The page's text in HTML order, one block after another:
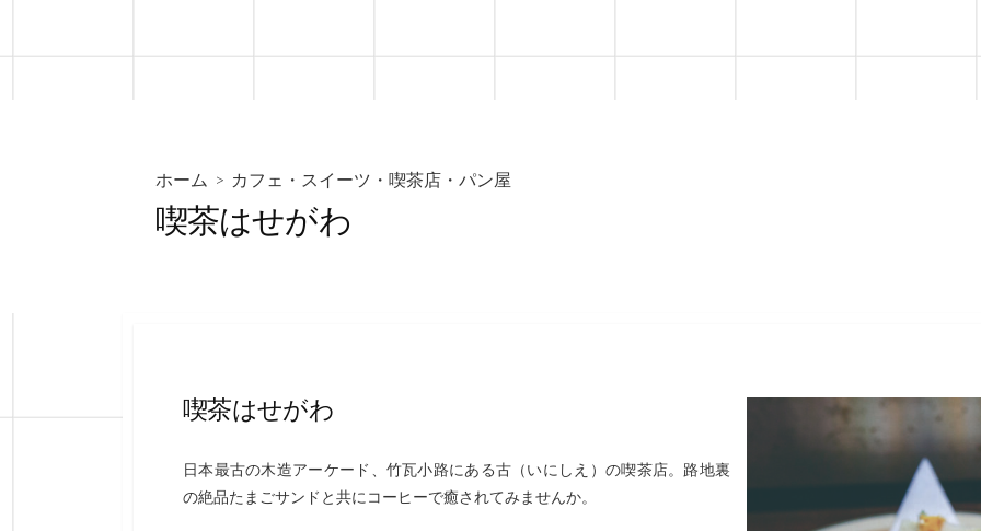
ホーム > カフェ・スイーツ・喫茶店・パン屋
喫茶はせがわ
喫茶はせがわ
日本最古の木造アーケード、竹瓦小路にある古（いにしえ）の喫茶店。路地裏
の絶品たまごサンドと共にコーヒーで癒されてみませんか。